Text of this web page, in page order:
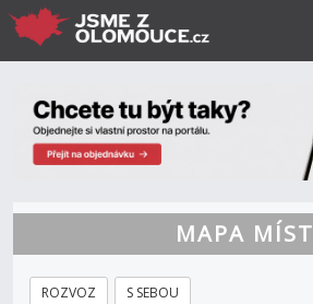
MAPA MÍST
ROZVOZ S SEBOU